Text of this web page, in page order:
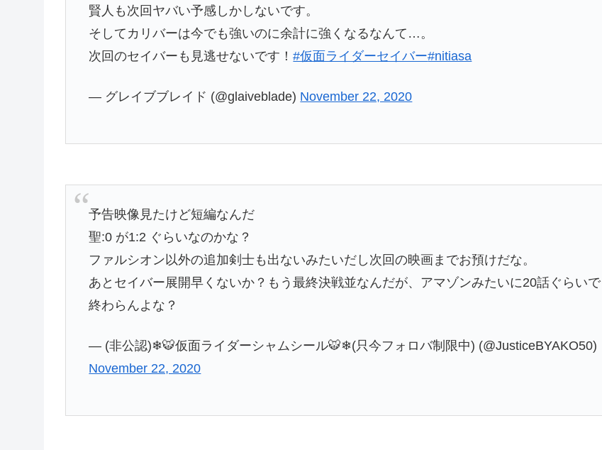
賢人も次回ヤバい予感しかしないです。
そしてカリバーは今でも強いのに余計に強くなるなんて…。
次回のセイバーも見逃せないです！#仮面ライダーセイバー#nitiasa
— グレイブブレイド (@glaiveblade) November 22, 2020
予告映像見たけど短編なんだ
聖:0 が1:2 ぐらいなのかな？
ファルシオン以外の追加剣士も出ないみたいだし次回の映画までお預けだな。
あとセイバー展開早くないか？もう最終決戦並なんだが、アマゾンみたいに20話ぐらいで
終わらんよな？
— (非公認)❄🐯仮面ライダーシャムシール🐯❄(只今フォロバ制限中) (@JusticeBYAKO50)
November 22, 2020